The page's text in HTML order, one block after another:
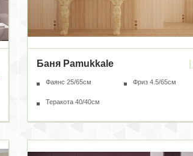
Баня Pamukkale
Фаянс 25/65см Фриз 4.5/65см
Теракота 40/40см